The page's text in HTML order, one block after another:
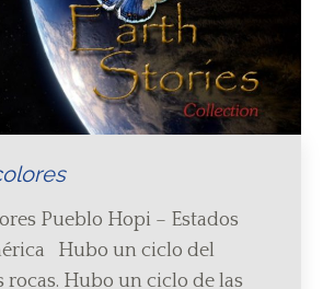
Pueblo Hopi – Estados
Hubo un ciclo del
rocas. Hubo un ciclo de las